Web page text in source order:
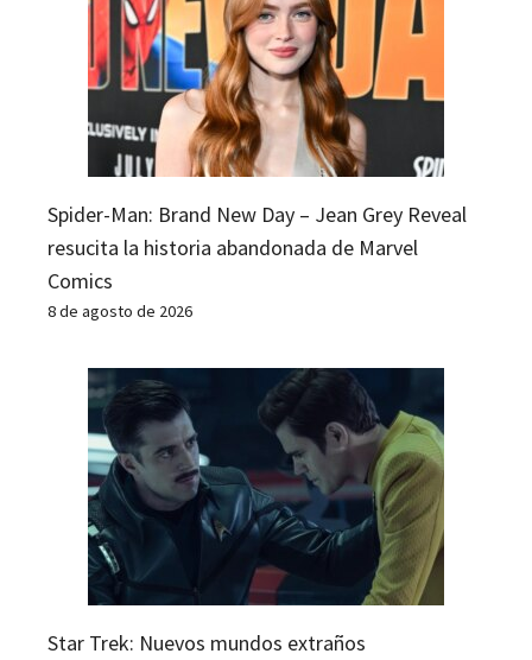
Spider-Man: Brand New Day – Jean Grey Reveal
resucita la historia abandonada de Marvel
Comics
8 de agosto de 2026
Star Trek: Nuevos mundos extraños